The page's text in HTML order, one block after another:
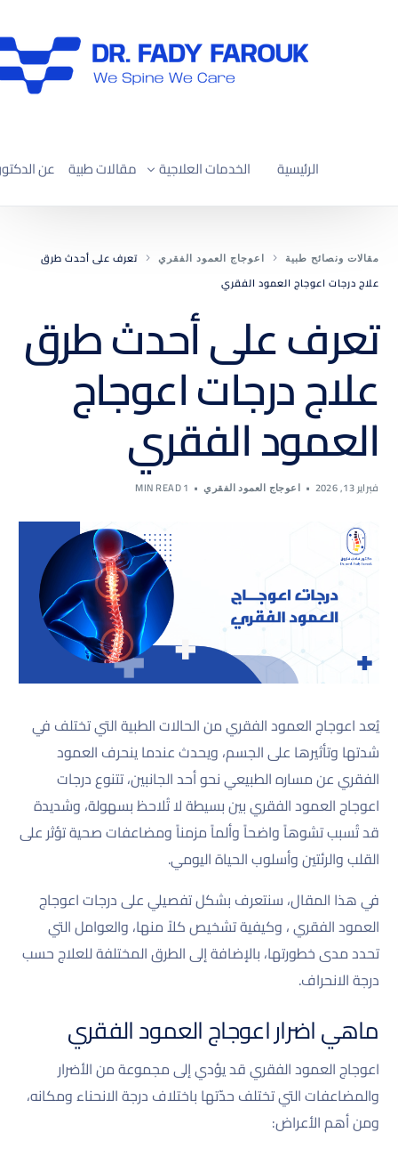
الرئيسية الخدمات العلاجية
علاج ضغط القناة العصبية العنقية
علاج ضغط القناة العصبية القطنية
تصحيح الجنف واعوجاج العمود الفقري
مقالات طبية عن
مقالات ونصائح طبية اعوجاج العمود الفقري
تعرف على أحدث طرق
علاج درجات اعوجاج العمود الفقري
تعرف على أحدث طرق
علاج درجات اعوجاج
العمود الفقري
فبراير 13, 2026 اعوجاج العمود الفقري 1 MIN READ
يُعد اعوجاج العمود الفقري من الحالات الطبية التي تختلف في
شدتها وتأثيرها على الجسم، ويحدث عندما ينحرف العمود
الفقري عن مساره الطبيعي نحو أحد الجانبين، تتنوع درجات
اعوجاج العمود الفقري بين بسيطة لا تُلاحظ بسهولة، وشديدة
قد تُسبب تشوهاً واضحاً وألماً مزمناً ومضاعفات صحية تؤثر على
القلب والرئتين وأسلوب الحياة اليومي.
في هذا المقال، سنتعرف بشكل تفصيلي على درجات اعوجاج
العمود الفقري ، وكيفية تشخيص كلاً منها، والعوامل التي
تحدد مدى خطورتها، بالإضافة إلى الطرق المختلفة للعلاج حسب
درجة الانحراف.
ماهي اضرار اعوجاج العمود الفقري
اعوجاج العمود الفقري قد يؤدي إلى مجموعة من الأضرار
والمضاعفات التي تختلف حدّتها باختلاف درجة الانحناء ومكانه،
ومن أهم الأعراض: